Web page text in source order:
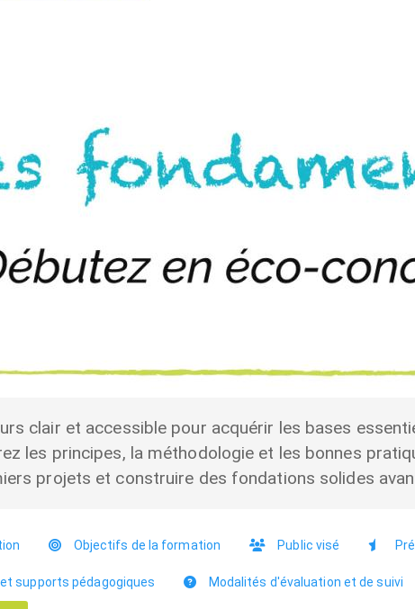
clair et accessible pour acquérir les bases
les principes, la méthodologie et les bonnes
projets et construire des fondations solides
Objectifs de la formation Public visé
supports pédagogiques Modalités d'évaluation et de suivi